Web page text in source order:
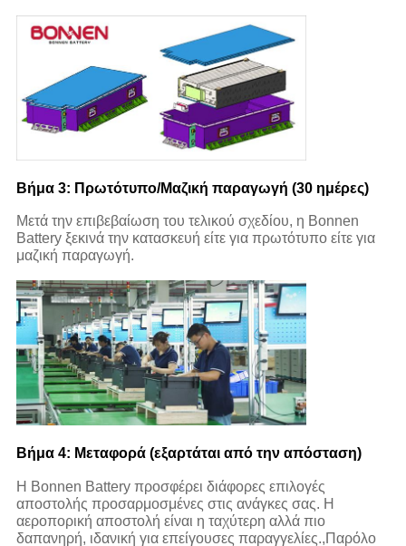
Βήμα 3: Πρωτότυπο/Μαζική παραγωγή (30 ημέρες)
Μετά την επιβεβαίωση του τελικού σχεδίου, η Bonnen
Battery ξεκινά την κατασκευή είτε για πρωτότυπο είτε για
μαζική παραγωγή.
Βήμα 4: Μεταφορά (εξαρτάται από την απόσταση)
Η Bonnen Battery προσφέρει διάφορες επιλογές
αποστολής προσαρμοσμένες στις ανάγκες σας. Η
αεροπορική αποστολή είναι η ταχύτερη αλλά πιο
δαπανηρή, ιδανική για επείγουσες παραγγελίες.,Παρόλο